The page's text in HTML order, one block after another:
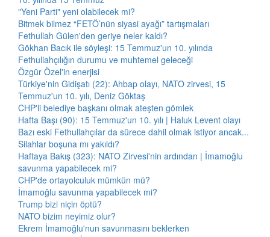
"Yeni Parti" yeni olabilecek mi?
Bitmek bilmez “FETÖ’nün siyasi ayağı” tartışmaları
Fethullah Gülen'den geriye neler kaldı?
Gökhan Bacık ile söyleşi: 15 Temmuz'un 10. yılında
Fethullahçılığın durumu ve muhtemel geleceği
Özgür Özel'in enerjisi
Türkiye'nin Gidişatı (22): Ahbap olayı, NATO zirvesi, 15
Temmuz'un 10. yılı, Deniz Göktaş
CHP'li belediye başkanı olmak ateşten gömlek
Hafta Başı (90): 15 Temmuz'un 10. yılı | Haluk Levent olayı
Bazı eski Fethullahçılar da sürece dahil olmak istiyor ancak...
Silahlar boşuna mı yakıldı?
Haftaya Bakış (323): NATO Zirvesi'nin ardından | İmamoğlu
savunma yapabilecek mi?
CHP'de ortayolculuk mümkün mü?
İmamoğlu savunma yapabilecek mi?
Trump bizi niçin öptü?
NATO bizim neyimiz olur?
Ekrem İmamoğlu'nun savunmasını beklerken